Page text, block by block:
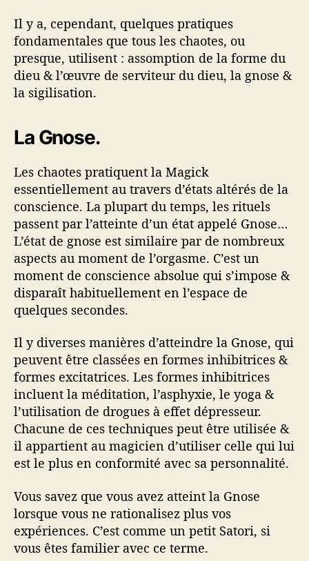
Il y a, cependant, quelques pratiques
fondamentales que tous les chaotes, ou
presque, utilisent : assomption de la forme du
dieu & l’œuvre de serviteur du dieu, la gnose &
la sigilisation.
La Gnose.
Les chaotes pratiquent la Magick
essentiellement au travers d’états altérés de la
conscience. La plupart du temps, les rituels
passent par l’atteinte d’un état appelé Gnose…
L’état de gnose est similaire par de nombreux
aspects au moment de l’orgasme. C’est un
moment de conscience absolue qui s’impose &
disparaît habituellement en l’espace de
quelques secondes.
Il y diverses manières d’atteindre la Gnose, qui
peuvent être classées en formes inhibitrices &
formes excitatrices. Les formes inhibitrices
incluent la méditation, l’asphyxie, le yoga &
l’utilisation de drogues à effet dépresseur.
Chacune de ces techniques peut être utilisée &
il appartient au magicien d’utiliser celle qui lui
est le plus en conformité avec sa personnalité.
Vous savez que vous avez atteint la Gnose
lorsque vous ne rationalisez plus vos
expériences. C’est comme un petit Satori, si
vous êtes familier avec ce terme.